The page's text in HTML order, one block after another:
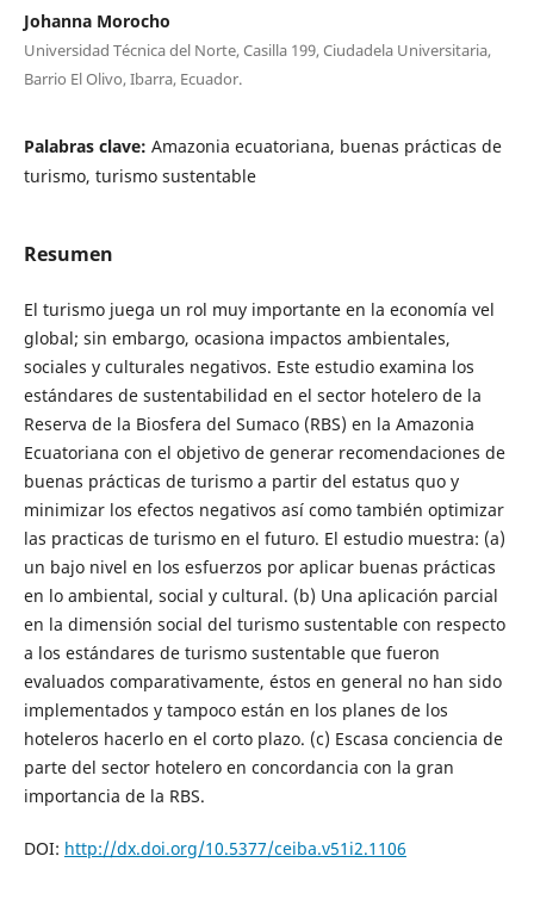
Johanna Morocho
Universidad Técnica del Norte, Casilla 199, Ciudadela Universitaria,
Barrio El Olivo, Ibarra, Ecuador.
Palabras clave: Amazonia ecuatoriana, buenas prácticas de
turismo, turismo sustentable
Resumen
El turismo juega un rol muy importante en la economía vel
global; sin embargo, ocasiona impactos ambientales,
sociales y culturales negativos. Este estudio examina los
estándares de sustentabilidad en el sector hotelero de la
Reserva de la Biosfera del Sumaco (RBS) en la Amazonia
Ecuatoriana con el objetivo de generar recomendaciones de
buenas prácticas de turismo a partir del estatus quo y
minimizar los efectos negativos así como también optimizar
las practicas de turismo en el futuro. El estudio muestra: (a)
un bajo nivel en los esfuerzos por aplicar buenas prácticas
en lo ambiental, social y cultural. (b) Una aplicación parcial
en la dimensión social del turismo sustentable con respecto
a los estándares de turismo sustentable que fueron
evaluados comparativamente, éstos en general no han sido
implementados y tampoco están en los planes de los
hoteleros hacerlo en el corto plazo. (c) Escasa conciencia de
parte del sector hotelero en concordancia con la gran
importancia de la RBS.
DOI: http://dx.doi.org/10.5377/ceiba.v51i2.1106